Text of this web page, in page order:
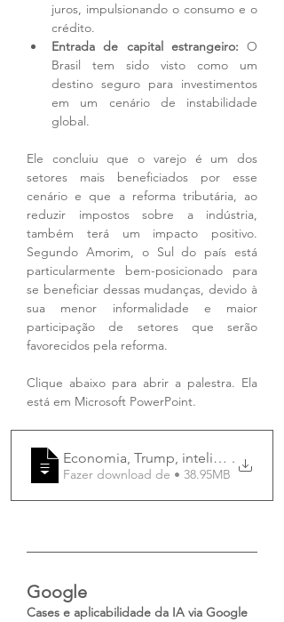
juros, impulsionando o consumo e o
crédito.
Entrada de capital estrangeiro: O
Brasil tem sido visto como um
destino seguro para investimentos
em um cenário de instabilidade
global.
Ele concluiu que o varejo é um dos
setores mais beneficiados por esse
cenário e que a reforma tributária, ao
reduzir impostos sobre a indústria,
também terá um impacto positivo.
Segundo Amorim, o Sul do país está
particularmente bem-posicionado para
se beneficiar dessas mudanças, devido à
sua menor informalidade e maior
participação de setores que serão
favorecidos pela reforma.
Clique abaixo para abrir a palestra. Ela
está em Microsoft PowerPoint.
Economia, Trump, inteligencia
.
Fazer download de • 38.95MB
Google
Cases e aplicabilidade da IA via Google